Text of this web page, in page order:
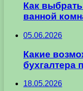
Как
ванной
05.06.2026
Какие
бухгалтера
18.05.2026